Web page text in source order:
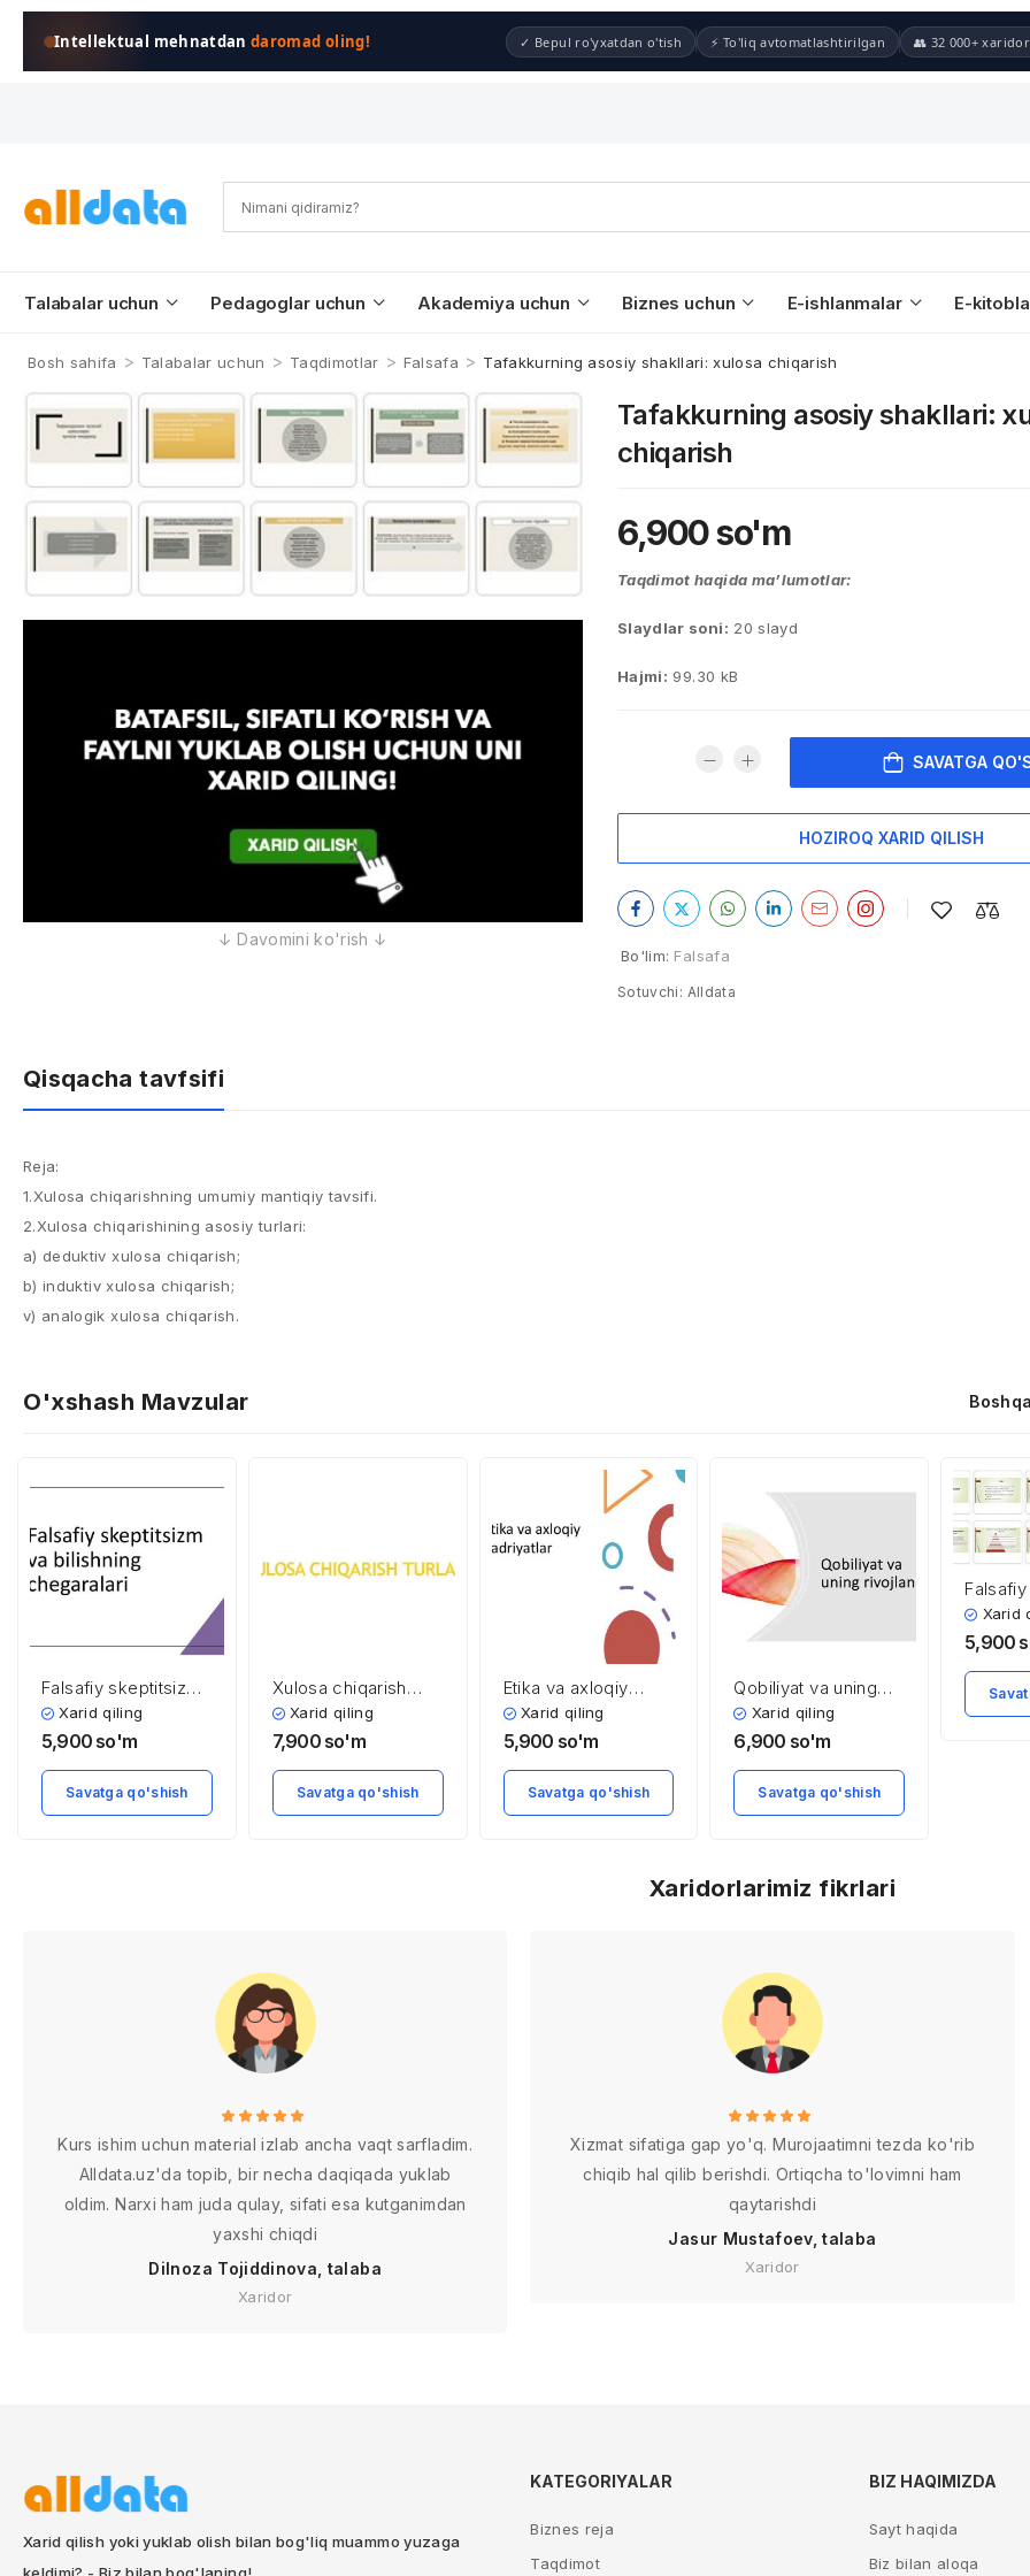
Intellektual mehnatdandaromad oling! ✓ Bepul ro'yxatdan o'tish ⚡ To'liq avtomatlashtirilgan 👥 32 000+ xaridor
Talabalar uchun Pedagoglar uchun Akademiya uchun Biznes uchun E-ishlanmalar E-
Bosh sahifa > Talabalar uchun > Taqdimotlar > Falsafa > Tafakkurning asosiy shakllari: xulosa chiqarish
Tafakkurning asosiy shakllari:
chiqarish
6,900so'm
Taqdimot haqida ma’lumotlar:
Slaydlar soni: 20 slayd
Hajmi: 99.30 kB
SAVATGA
HOZIROQ XARID QILISH
Bo'lim: Falsafa
Sotuvchi: Alldata
Qisqacha tavfsifi
Reja:
1.Xulosa chiqarishning umumiy mantiqiy tavsifi.
2.Xulosa chiqarishining asosiy turlari:
a) deduktiv xulosa chiqarish;
b) induktiv xulosa chiqarish;
v) analogik xulosa chiqarish.
O'xshash Mavzular
Falsafiy skeptitsizm
va bilishning
chegaralari
Xarid qiling
5,900 so'm
Savatga qo'shish
Xulosa chiqarish
turlari
Xarid qiling
7,900 so'm
Savatga qo'shish
Etika va axloqiy
qadriyatlar
Xarid qiling
5,900 so'm
Savatga qo'shish
Qobiliyat va uning
rivojlanishi
Xarid qiling
6,900 so'm
Savatga qo'shish
Xarid
5,900
Xaridorlarimiz fikrlari
Kurs ishim uchun material izlab ancha vaqt sarfladim.
Alldata.uz'da topib, bir necha daqiqada yuklab
oldim. Narxi ham juda qulay, sifati esa kutganimdan
yaxshi chiqdi
Dilnoza Tojiddinova, talaba
Xaridor
Xizmat sifatiga gap yo'q. Murojaatimni tezda ko'rib
chiqib hal qilib berishdi. Ortiqcha to'lovimni ham
qaytarishdi
Jasur Mustafoev, talaba
Xaridor
Xarid qilish yoki yuklab olish bilan bog'liq muammo yuzaga
KATEGORIYALAR
Biznes reja
Taqdimot
BIZ HAQIMIZDA
Sayt haqida
Biz bilan aloqa